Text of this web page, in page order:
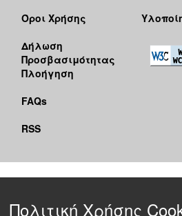
Όροι Χρήσης
Δήλωση
Προσβασιμότητας
Πλοήγηση
FAQs
RSS
Πολιτική Χρήσης